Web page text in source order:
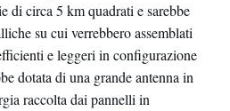
di circa 5 km quadrati e sarebbe
su cui verrebbero assemblati
e leggeri in configurazione
dotata di una grande antenna in
raccolta dai pannelli in